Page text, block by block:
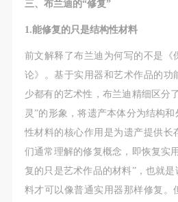
三、布兰迪的“修复”
1.能修复的只是结构性材料
前文解释了布兰迪为何写的不是《
论》。基于实用器和艺术作品的功
少都有的艺术性，布兰迪精细区分
灵”的形象，将遗产本体分为结构
性材料的核心作用是为遗产提供长
们通常理解的修复概念，即恢复实
复的只是艺术作品的材料”，也就
料才可以像普通实用器那样修复。